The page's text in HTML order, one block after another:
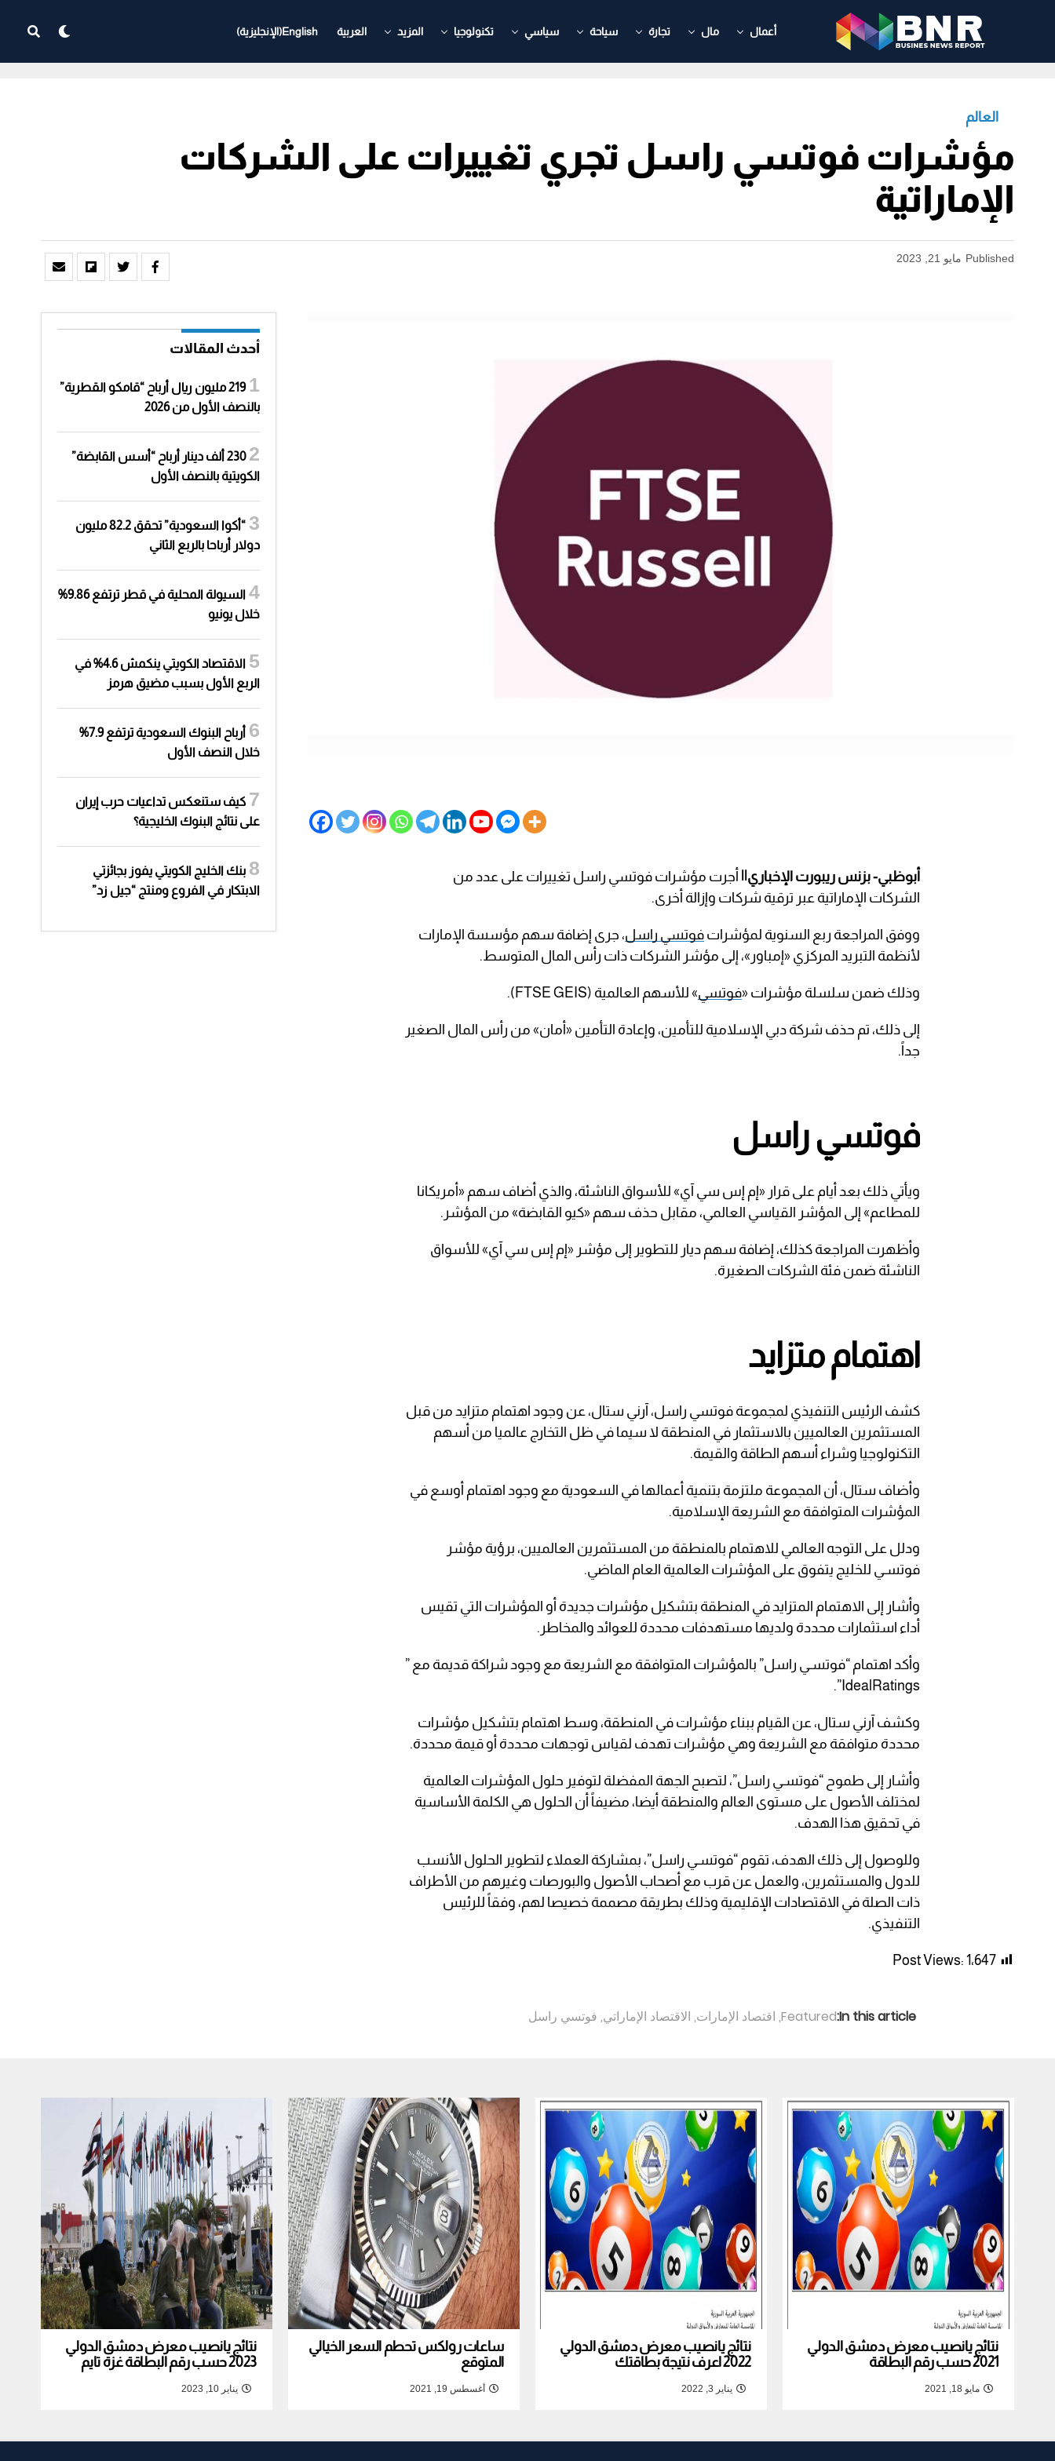
أعمال مال تجارة سياحة سياسي تكنولوجيا المزيد العربية English
(الإنجليزية)
العالم
مؤشرات فوتسي راسل تجري تغييرات على الشركات
الإماراتية
Published مايو 21, 2023
أبوظبي- بزنس ريبورت الإخباري||
أجرت مؤشرات فوتسي راسل تغييرات على عدد من
الشركات الإماراتية عبر ترقية شركات وإزالة أخرى.
ووفق المراجعة ربع السنوية لمؤشرات فوتسي راسل، جرى إضافة سهم مؤسسة الإمارات
لأنظمة التبريد المركزي «إمباور»، إلى مؤشر الشركات ذات رأس المال المتوسط.
وذلك ضمن سلسلة مؤشرات «فوتسي» للأسهم العالمية (FTSE GEIS).
إلى ذلك، تم حذف شركة دبي الإسلامية للتأمين، وإعادة التأمين «أمان» من رأس المال الصغير
جداً.
فوتسي راسل
ويأتي ذلك بعد أيام على قرار «إم إس سي آي» للأسواق الناشئة، والذي أضاف سهم «أمريكانا
للمطاعم» إلى المؤشر القياسي العالمي، مقابل حذف سهم «كيو القابضة» من المؤشر.
وأظهرت المراجعة كذلك، إضافة سهم ديار للتطوير إلى مؤشر «إم إس سي آي» للأسواق
الناشئة ضمن فئة الشركات الصغيرة.
اهتمام متزايد
كشف الرئيس التنفيذي لمجموعة فوتسي راسل، آرني ستال، عن وجود اهتمام متزايد من قبل
المستثمرين العالميين بالاستثمار في المنطقة لا سيما في ظل التخارج عالميا من أسهم
التكنولوجيا وشراء أسهم الطاقة والقيمة.
وأضاف ستال، أن المجموعة ملتزمة بتنمية أعمالها في السعودية مع وجود اهتمام أوسع في
المؤشرات المتوافقة مع الشريعة الإسلامية.
ودلل على التوجه العالمي للاهتمام بالمنطقة من المستثمرين العالميين، برؤية مؤشر
فوتسـي للخليج يتفوق على المؤشرات العالمية العام الماضي.
وأشار إلى الاهتمام المتزايد في المنطقة بتشكيل مؤشرات جديدة أو المؤشرات التي تقيس
أداء استثمارات محددة ولديها مستهدفات محددة للعوائد والمخاطر.
وأكد اهتمام “فوتسـي راسل” بالمؤشرات المتوافقة مع الشريعة مع وجود شراكة قديمة مع ”
IdealRatings”.
وكشف آرني ستال، عن القيام ببناء مؤشرات في المنطقة، وسط اهتمام بتشكيل مؤشرات
محددة متوافقة مع الشريعة وهي مؤشرات تهدف لقياس توجهات محددة أو قيمة محددة.
وأشار إلى طموح “فوتسـي راسل”، لتصبح الجهة المفضلة لتوفير حلول المؤشرات العالمية
لمختلف الأصول على مستوى العالم والمنطقة أيضا، مضيفاً أن الحلول هي الكلمة الأساسية
في تحقيق هذا الهدف.
وللوصول إلى ذلك الهدف، تقوم “فوتسـي راسل”، بمشاركة العملاء لتطوير الحلول الأنسب
للدول والمستثمرين، والعمل عن قرب مع أصحاب الأصول والبورصات وغيرهم من الأطراف
ذات الصلة في الاقتصادات الإقليمية وذلك بطريقة مصممة خصيصا لهم، وفقاً للرئيس
التنفيذي.
Post Views: 1٬647
In this article:
Featured
, اقتصاد الإمارات, الاقتصاد الإماراتي, فوتسي راسل
أحدث المقالات
219 مليون ريال أرباح “قامكو القطرية”
بالنصف الأول من 2026
230 ألف دينار أرباح “أسس القابضة”
الكويتية بالنصف الأول
“أكوا السعودية” تحقق 82.2 مليون
دولار أرباحا بالربع الثاني
السيولة المحلية في قطر ترتفع 9.86%
خلال يونيو
الاقتصاد الكويتي ينكمش 4.6% في
الربع الأول بسبب مضيق هرمز
أرباح البنوك السعودية ترتفع 7.9%
خلال النصف الأول
كيف ستنعكس تداعيات حرب إيران
على نتائج البنوك الخليجية؟
بنك الخليج الكويتي يفوز بجائزتي
الابتكار في الفروع ومنتج “جيل زد”
نتائج يانصيب معرض دمشق الدولي
2021 حسب رقم البطاقة
مايو 18, 2021
نتائج يانصيب معرض دمشق الدولي
2022 اعرف نتيجة بطاقتك
يناير 3, 2022
ساعات رولكس تحطم السعر الخيالي
المتوقع
أغسطس 19, 2021
نتائج يانصيب معرض دمشق الدولي
2023 حسب رقم البطاقة غزة تايم
يناير 10, 2023